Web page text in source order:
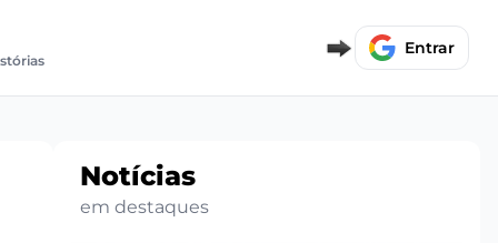
Entrar
Notícias
em destaques